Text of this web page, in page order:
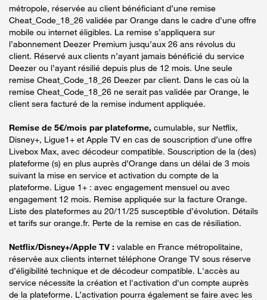
métropole, réservée au client bénéficiant d’une remise
Cheat_Code_18_26 validée par Orange dans le cadre d’une offre
mobile ou internet éligibles. La remise s’appliquera sur
l’abonnement Deezer Premium jusqu’aux 26 ans révolus du
client. Réservé aux clients n’ayant jamais bénéficié du service
Deezer ou l’ayant résilié depuis plus de 12 mois. Une seule
remise Cheat_Code_18_26 Deezer par client. Dans le cas où la
remise Cheat_Code_18_26 ne serait pas validée par Orange, le
client sera facturé de la remise indument appliquée.
Remise de 5€/mois par plateforme, cumulable, sur Netflix,
Disney+, Ligue1+ et Apple TV en cas de souscription d’une offre
Livebox Max, avec décodeur compatible. Souscription de la (des)
plateforme (s) en plus auprès d’Orange dans un délai de 3 mois
suivant la mise en service et activation du compte de la
plateforme. Ligue 1+ : avec engagement mensuel ou avec
engagement 12 mois. Remise appliquée sur la facture Orange.
Liste des plateformes au 20/11/25 susceptible d’évolution. Détails
et tarifs sur orange.fr. Perte de la remise en cas de résiliation.
Netflix/Disney+/Apple TV : valable en France métropolitaine,
réservée aux clients internet téléphone Orange TV sous réserve
d’éligibilité technique et de décodeur compatible. L'accès au
service nécessite la création et l'activation d'un compte auprès
de la plateforme. L’activation pourra également se faire avec les